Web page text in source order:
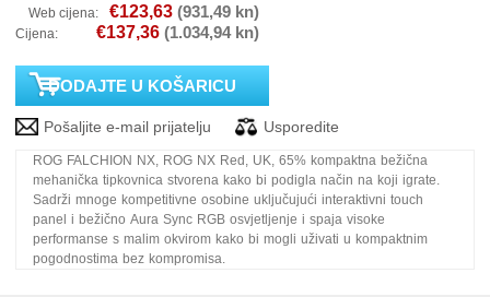
PERIFERIJA
PROJEKTORI
ELEKTRIČNI ROMOBILI/BICIKLI
Web cijena: €123,63 (931,49 kn)
Cijena: €137,36 (1.034,94 kn)
ROG FALCHION NX, ROG NX Red, UK, 65% kompaktna bežična
mehanička tipkovnica stvorena kako bi podigla način na koji igrate.
Sadrži mnoge kompetitivne osobine uključujući interaktivni touch
panel i bežično Aura Sync RGB osvjetljenje i spaja visoke
performanse s malim okvirom kako bi mogli uživati u kompaktnim
pogodnostima bez kompromisa.